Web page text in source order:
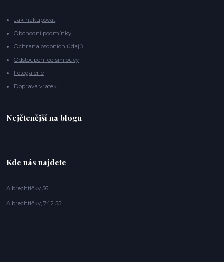
Jak nakupovat
Obchodní podmínky
Ochrana osobních údajů
Odstoupení od smlouvy
Fotogalerie
Doprava vratek
Nejčtenější na blogu
Kde nás najdete
Albrechtičky 56
Albrechtičky, 742 55